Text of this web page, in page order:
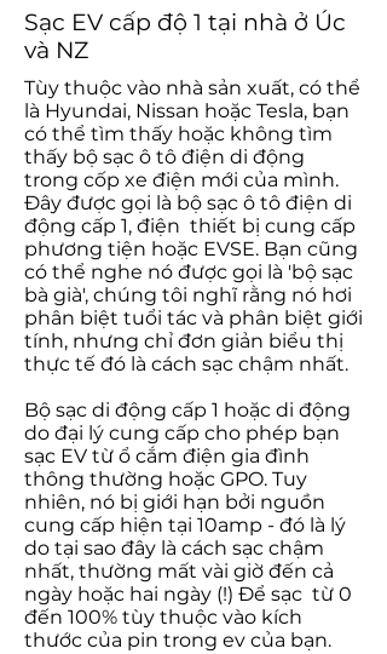
Sạc EV cấp độ 1 tại nhà ở Úc
và NZ
Tùy thuộc vào nhà sản xuất, có thể
là Hyundai, Nissan hoặc Tesla, bạn
có thể tìm thấy hoặc không tìm
thấy bộ sạc ô tô điện di động
trong cốp xe điện mới của mình.
Đây được gọi là bộ sạc ô tô điện di
động cấp 1, điện thiết bị cung cấp
phương tiện hoặc EVSE. Bạn cũng
có thể nghe nó được gọi là 'bộ sạc
bà già', chúng tôi nghĩ rằng nó hơi
phân biệt tuổi tác và phân biệt giới
tính, nhưng chỉ đơn giản biểu thị
thực tế đó là cách sạc chậm nhất.
Bộ sạc di động cấp 1 hoặc di động
do đại lý cung cấp cho phép bạn
sạc EV từ ổ cắm điện gia đình
thông thường hoặc GPO. Tuy
nhiên, nó bị giới hạn bởi nguồn
cung cấp hiện tại 10amp - đó là lý
do tại sao đây là cách sạc chậm
nhất, thường mất vài giờ đến cả
ngày hoặc hai ngày (!) Để sạc từ 0
đến 100% tùy thuộc vào kích
thước của pin trong ev của bạn.